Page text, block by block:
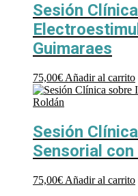
Sesión
Guimaraes
75,00€ Añadir al carrito
Sesión
Sensorial con
75,00€ Añadir al carrito